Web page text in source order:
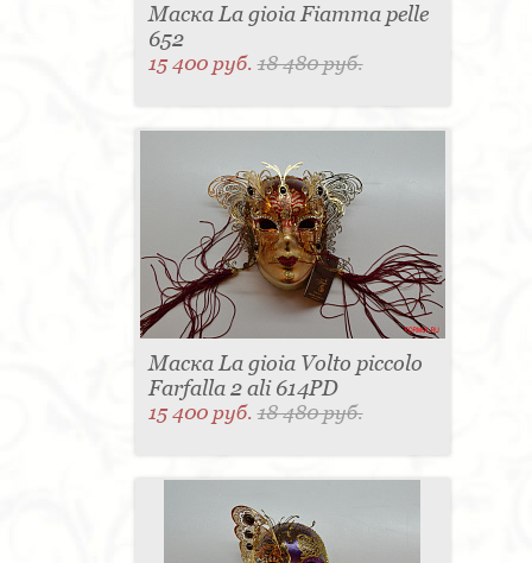
Маска La gioia Fiamma pelle
652
15 400 руб.18 480 руб.
Маска La gioia Volto piccolo
Farfalla 2 ali 614PD
15 400 руб.18 480 руб.